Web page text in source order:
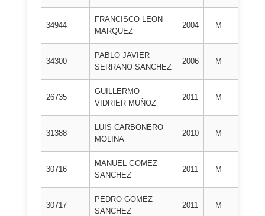
34944
FRANCISCO LEON
MARQUEZ
2004 M
34300
PABLO JAVIER
SERRANO SANCHEZ
2006 M
26735
GUILLERMO
VIDRIER MUÑOZ
2011 M
31388
LUIS CARBONERO
MOLINA
2010 M
30716
MANUEL GOMEZ
SANCHEZ
2011 M
30717
PEDRO GOMEZ
SANCHEZ
2011 M